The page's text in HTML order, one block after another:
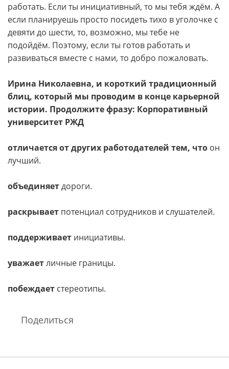
работать. Если ты инициативный, то мы тебя ждём. А
если планируешь просто посидеть тихо в уголочке с
девяти до шести, то, возможно, мы тебе не
подойдём. Поэтому, если ты готов работать и
развиваться вместе с нами, то добро пожаловать.
Ирина Николаевна, и короткий традиционный
блиц, который мы проводим в конце карьерной
истории. Продолжите фразу: Корпоративный
университет РЖД
отличается от других работодателей тем, что он
лучший.
объединяетдороги.
раскрывает потенциал сотрудников и слушателей.
поддерживает инициативы.
уважаетличные границы.
побеждает стереотипы.
Поделиться